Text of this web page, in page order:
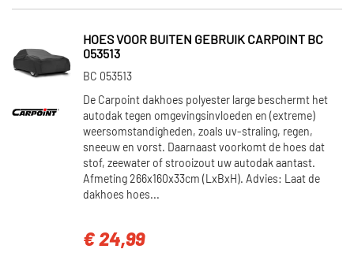
HOES VOOR BUITEN GEBRUIK CARPOINT BC
053513
BC 053513
De Carpoint dakhoes polyester large beschermt het
autodak tegen omgevingsinvloeden en (extreme)
weersomstandigheden, zoals uv-straling, regen,
sneeuw en vorst. Daarnaast voorkomt de hoes dat
stof, zeewater of strooizout uw autodak aantast.
Afmeting 266x160x33cm (LxBxH). Advies: Laat de
dakhoes hoes...
€ 24,99